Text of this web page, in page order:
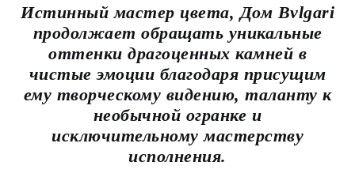
Истинный мастер цвета, Дом Bvlgari
продолжает обращать уникальные
оттенки драгоценных камней в
чистые эмоции благодаря присущим
ему творческому видению, таланту к
необычной огранке и
исключительному мастерству
исполнения.